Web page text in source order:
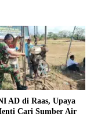
AD di Raas, Upaya
Cari Sumber Air